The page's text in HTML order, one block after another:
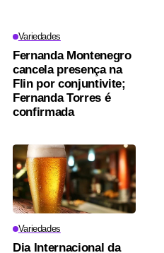
Variedades
Fernanda Montenegro
cancela presença na
Flin por conjuntivite;
Fernanda Torres é
confirmada
Variedades
Dia Internacional da